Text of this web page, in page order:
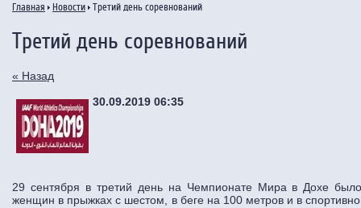
Главная Новости Третий день соревнований
Третий день соревнований
« Назад
30.09.2019 06:35
29 сентября в третий день на Чемпионате Мира в Дохе
женщин в прыжках с шестом, в беге на 100 метров и в